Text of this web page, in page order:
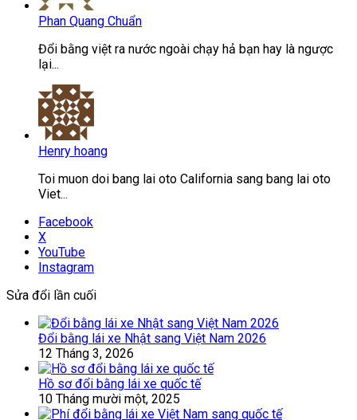
Phan Quang Chuẩn
Đổi bằng việt ra nước ngoài chạy hả bạn hay là ngược
lại...
Henry hoang
Toi muon doi bang lai oto California sang bang lai oto
Viet...
Facebook
X
YouTube
Instagram
Sửa đổi lần cuối
Đổi bằng lái xe Nhật sang Việt Nam 2026
12 Tháng 3, 2026
Hồ sơ đổi bằng lái xe quốc tế
10 Tháng mười một, 2025